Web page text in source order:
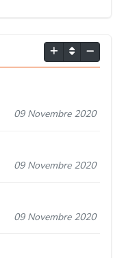
09 Novembre 2020
09 Novembre 2020
09 Novembre 2020